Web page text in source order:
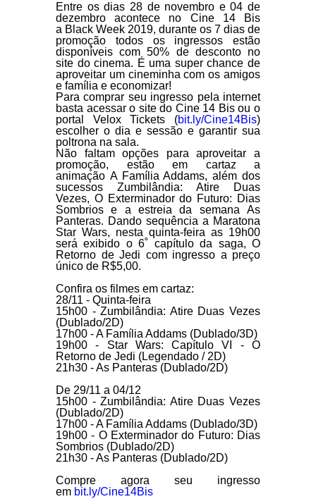
Entre os dias 28 de novembro e 04 de
dezembro acontece no Cine 14 Bis
a Black Week 2019, durante os 7 dias de
promoção todos os ingressos estão
disponíveis com 50% de desconto no
site do cinema. É uma super chance de
aproveitar um cineminha com os amigos
e família e economizar!
Para comprar seu ingresso pela internet
basta acessar o site do Cine 14 Bis ou o
portal Velox Tickets (bit.ly/Cine14Bis)
escolher o dia e sessão e garantir sua
poltrona na sala.
Não faltam opções para aproveitar a
promoção, estão em cartaz a
animação A Família Addams, além dos
sucessos Zumbilândia: Atire Duas
Vezes, O Exterminador do Futuro: Dias
Sombrios e a estreia da semana As
Panteras. Dando sequência a Maratona
Star Wars, nesta quinta-feira as 19h00
será exibido o 6˚ capítulo da saga, O
Retorno de Jedi com ingresso a preço
único de R$5,00.
Confira os filmes em cartaz:
28/11 - Quinta-feira
15h00 - Zumbilândia: Atire Duas Vezes
(Dublado/2D)
17h00 - A Família Addams (Dublado/3D)
19h00 - Star Wars: Capítulo VI - O
Retorno de Jedi (Legendado / 2D)
21h30 - As Panteras (Dublado/2D)
De 29/11 a 04/12
15h00 - Zumbilândia: Atire Duas Vezes
(Dublado/2D)
17h00 - A Família Addams (Dublado/3D)
19h00 - O Exterminador do Futuro: Dias
Sombrios (Dublado/2D)
21h30 - As Panteras (Dublado/2D)
Compre agora seu ingresso
em bit.ly/Cine14Bis